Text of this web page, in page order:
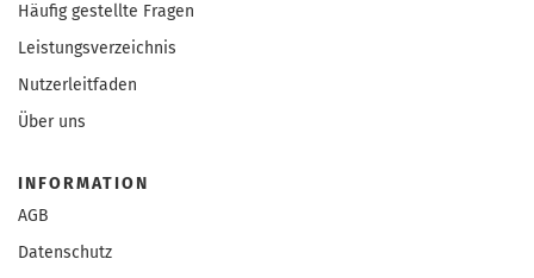
Häufig gestellte Fragen
Leistungsverzeichnis
Nutzerleitfaden
Über uns
INFORMATION
AGB
Datenschutz